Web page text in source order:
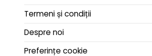
Termeni și condiții
Despre noi
Preferințe cookie